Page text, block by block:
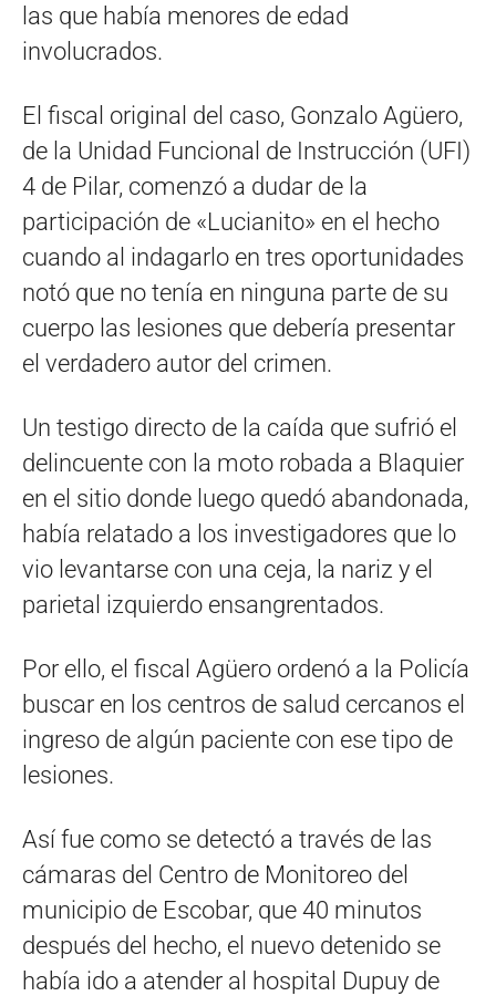
las que había menores de edad
involucrados.
El fiscal original del caso, Gonzalo Agüero,
de la Unidad Funcional de Instrucción (UFI)
4 de Pilar, comenzó a dudar de la
participación de «Lucianito» en el hecho
cuando al indagarlo en tres oportunidades
notó que no tenía en ninguna parte de su
cuerpo las lesiones que debería presentar
el verdadero autor del crimen.
Un testigo directo de la caída que sufrió el
delincuente con la moto robada a Blaquier
en el sitio donde luego quedó abandonada,
había relatado a los investigadores que lo
vio levantarse con una ceja, la nariz y el
parietal izquierdo ensangrentados.
Por ello, el fiscal Agüero ordenó a la Policía
buscar en los centros de salud cercanos el
ingreso de algún paciente con ese tipo de
lesiones.
Así fue como se detectó a través de las
cámaras del Centro de Monitoreo del
municipio de Escobar, que 40 minutos
después del hecho, el nuevo detenido se
había ido a atender al hospital Dupuy de